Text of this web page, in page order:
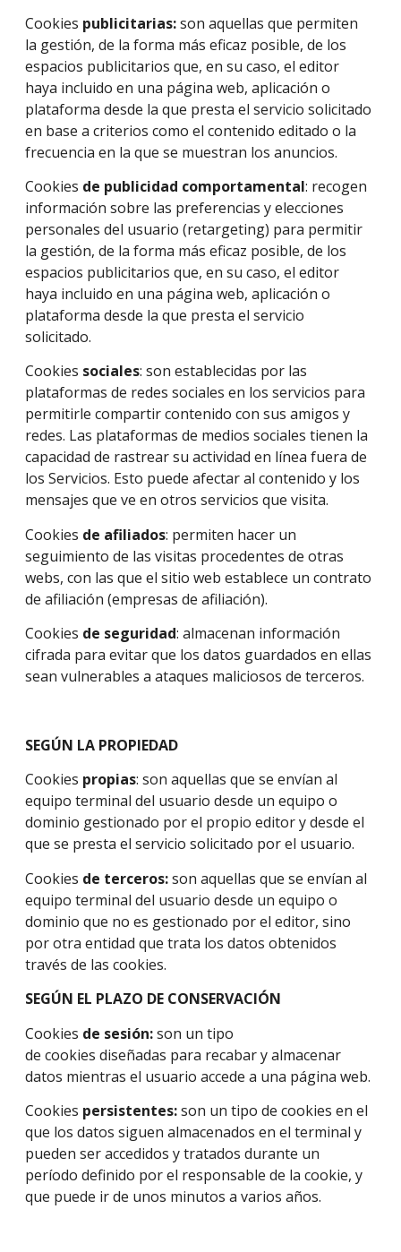
Cookies publicitarias:son aquellas que permiten
la gestión, de la forma más eficaz posible, de los
espacios publicitarios que, en su caso, el editor
haya incluido en una página web, aplicación o
plataforma desde la que presta el servicio solicitado
en base a criterios como el contenido editado o la
frecuencia en la que se muestran los anuncios.
Cookies de publicidad comportamental: recogen
información sobre las preferencias y elecciones
personales del usuario (retargeting) para permitir
la gestión, de la forma más eficaz posible, de los
espacios publicitarios que, en su caso, el editor
haya incluido en una página web, aplicación o
plataforma desde la que presta el servicio
solicitado.
Cookies sociales: son establecidas por las
plataformas de redes sociales en los servicios para
permitirle compartir contenido con sus amigos y
redes. Las plataformas de medios sociales tienen la
capacidad de rastrear su actividad en línea fuera de
los Servicios. Esto puede afectar al contenido y los
mensajes que ve en otros servicios que visita.
Cookies de afiliados: permiten hacer un
seguimiento de las visitas procedentes de otras
webs, con las que el sitio web establece un contrato
de afiliación (empresas de afiliación).
Cookies de seguridad: almacenan información
cifrada para evitar que los datos guardados en ellas
sean vulnerables a ataques maliciosos de terceros.
SEGÚN LA PROPIEDAD
Cookies propias: son aquellas que se envían al
equipo terminal del usuario desde un equipo o
dominio gestionado por el propio editor y desde el
que se presta el servicio solicitado por el usuario.
Cookies de terceros:son aquellas que se envían al
equipo terminal del usuario desde un equipo o
dominio que no es gestionado por el editor, sino
por otra entidad que trata los datos obtenidos
través de las cookies.
SEGÚN EL PLAZO DE CONSERVACIÓN
Cookies de sesión:son un tipo
de cookies diseñadas para recabar y almacenar
datos mientras el usuario accede a una página web.
Cookies persistentes:son un tipo de cookies en el
que los datos siguen almacenados en el terminal y
pueden ser accedidos y tratados durante un
período definido por el responsable de la cookie, y
que puede ir de unos minutos a varios años.